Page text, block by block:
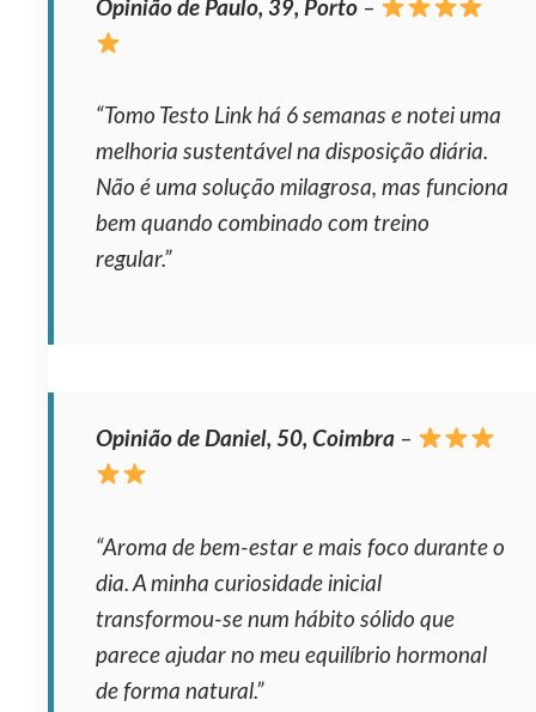
Opinião de Paulo, 39, Porto –
“Tomo Testo Link há 6 semanas e notei uma
melhoria sustentável na disposição diária.
Não é uma solução milagrosa, mas funciona
bem quando combinado com treino
regular.”
Opinião de Daniel, 50, Coimbra –
“Aroma de bem‑estar e mais foco durante o
dia. A minha curiosidade inicial
transformou‑se num hábito sólido que
parece ajudar no meu equilíbrio hormonal
de forma natural.”